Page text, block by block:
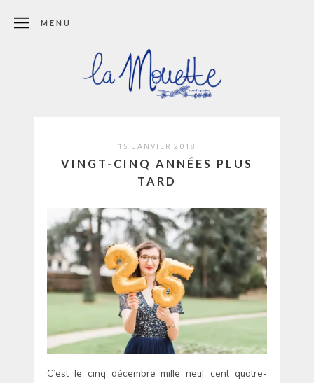
MENU
15 JANVIER 2018
VINGT-CINQ ANNÉES PLUS
TARD
C’est le cinq décembre mille neuf cent quatre-